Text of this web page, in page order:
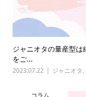
ジャニオタの量産型
をご...
2023.07.22 ジャニオタ,
コラム